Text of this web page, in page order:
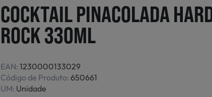
COCKTAIL PINACOLADA
ROCK 330ML
EAN: 1230000133029
Código de Produto: 650661
UM: Unidade